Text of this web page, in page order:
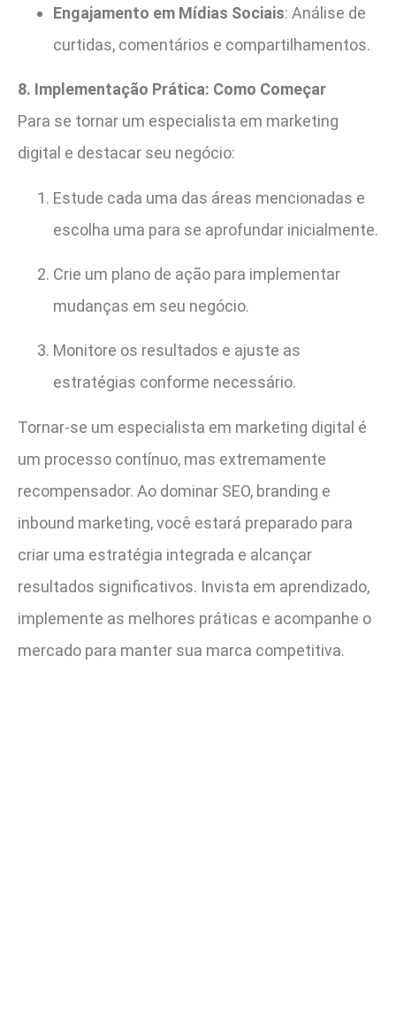
Engajamento em Mídias Sociais: Análise de
curtidas, comentários e compartilhamentos.
8. Implementação Prática: Como Começar
Para se tornar um especialista em marketing
digital e destacar seu negócio:
Estude cada uma das áreas mencionadas e
escolha uma para se aprofundar inicialmente.
Crie um plano de ação para implementar
mudanças em seu negócio.
Monitore os resultados e ajuste as
estratégias conforme necessário.
Tornar-se um especialista em marketing digital é
um processo contínuo, mas extremamente
recompensador. Ao dominar SEO, branding e
inbound marketing, você estará preparado para
criar uma estratégia integrada e alcançar
resultados significativos. Invista em aprendizado,
implemente as melhores práticas e acompanhe o
mercado para manter sua marca competitiva.